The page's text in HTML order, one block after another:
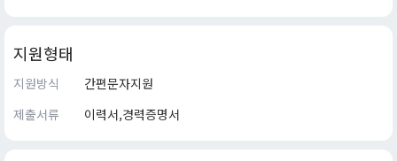
지원형태
지원방식
간편문자지원
제출서류
이력서,경력증명서